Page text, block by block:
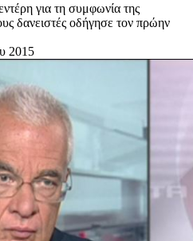
για τη συμφωνία της
δανειστές οδήγησε τον πρώην
2015